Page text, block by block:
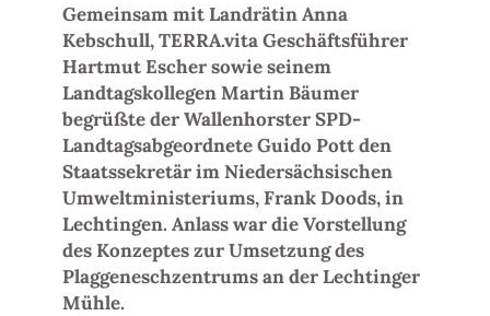
Gemeinsam mit Landrätin Anna
Kebschull, TERRA.vita Geschäftsführer
Hartmut Escher sowie seinem
Landtagskollegen Martin Bäumer
begrüßte der Wallenhorster SPD-
Landtagsabgeordnete Guido Pott den
Staatssekretär im Niedersächsischen
Umweltministeriums, Frank Doods, in
Lechtingen. Anlass war die Vorstellung
des Konzeptes zur Umsetzung des
Plaggeneschzentrums an der Lechtinger
Mühle.